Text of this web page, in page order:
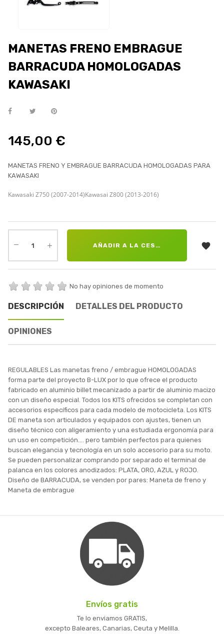
MANETAS FRENO EMBRAGUE
BARRACUDA HOMOLOGADAS
KAWASAKI
145,00 €
MANETAS FRENO Y EMBRAGUE BARRACUDA HOMOLOGADAS PARA
KAWASAKI
Kawasaki Z750 (2007-2014)Kawasai Z800 (2013-2016)
AÑADIR A LA CESTA 
No hay opiniones de momento
DESCRIPCIÓN DETALLES DEL PRODUCTO
OPINIONES
REGULABLES Las manetas freno / embrague HOMOLOGADAS
forma parte del proyecto B-LUX por lo que ofrece el producto
fabricado en aluminio billet mecanizado a partir de aluminio macizo
con un diseño especial. Todos los KITS ofrecidos se completan con
accesorios específicos para cada modelo de motocicleta. Los KITS
DE maneta son articulados y equipados con ajustes, tienen un
diseño técnico con aligeramiento y una estudiada ergonomía para
un uso en competición.... pero también perfectos para quienes
buscan elegancia y tecnología en un solo accesorio para su moto.
Se pueden personalizar comprando por separado el terminal de
palanca en los colores anodizados: PLATA, ORO, AZUL y ROJO.
Diseño de BARRACUDA, se venden por pares: Maneta de freno y
Maneta de embrague
Envíos gratis
Te lo enviamos GRATIS,
excepto Baleares, Canarias, Ceuta y Melilla.